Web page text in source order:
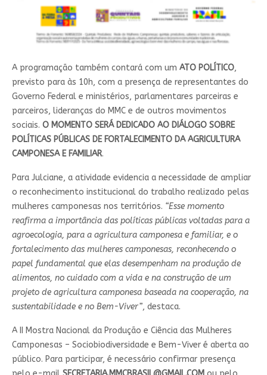
A programação também contará com um ATO POLÍTICO,
previsto para às 10h, com a presença de representantes do
Governo Federal e ministérios, parlamentares parceiras e
parceiros, lideranças do MMC e de outros movimentos
sociais. O MOMENTO SERÁ DEDICADO AO DIÁLOGO SOBRE
POLÍTICAS PÚBLICAS DE FORTALECIMENTO DA AGRICULTURA
CAMPONESA E FAMILIAR.
Para Julciane, a atividade evidencia a necessidade de ampliar
o reconhecimento institucional do trabalho realizado pelas
mulheres camponesas nos territórios. “Esse momento
reafirma a importância das políticas públicas voltadas para a
agroecologia, para a agricultura camponesa e familiar, e o
fortalecimento das mulheres camponesas, reconhecendo o
papel fundamental que elas desempenham na produção de
alimentos, no cuidado com a vida e na construção de um
projeto de agricultura camponesa baseada na cooperação, na
sustentabilidade e no Bem-Viver”, destaca.
A II Mostra Nacional da Produção e Ciência das Mulheres
Camponesas – Sociobiodiversidade e Bem-Viver é aberta ao
público. Para participar, é necessário confirmar presença